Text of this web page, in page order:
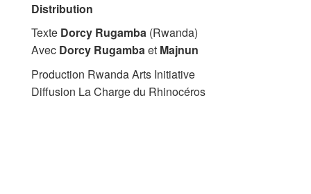
Distribution
Texte Dorcy Rugamba (Rwanda)
Avec Dorcy Rugambaet Majnun
Production Rwanda Arts Initiative
Diffusion La Charge du Rhinocéros